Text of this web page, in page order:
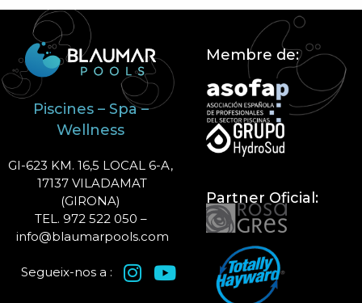
Piscines – Spa –
Wellness
GI-623 KM. 16,5 LOCAL 6-A,
17137 VILADAMAT
(GIRONA)
TEL. 972 522 050 –
info@blaumarpools.com
Segueix-nos a :
Membre de:
Partner Oficial: